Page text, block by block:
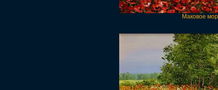
Маковое